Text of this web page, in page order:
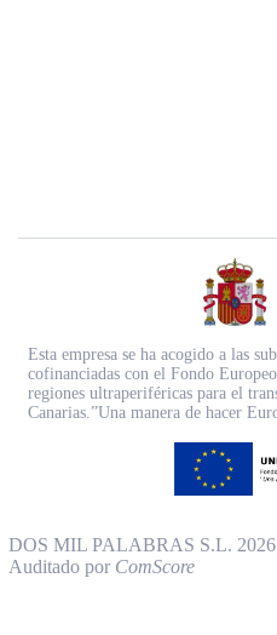
Esta empresa se ha acogido a las
cofinanciadas con el Fondo
regiones ultraperiféricas para el
Canarias.”Una manera de hacer
DOS MIL PALABRAS S.L.
Auditado por ComScore